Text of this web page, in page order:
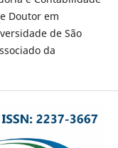
Doutor em
de São
da